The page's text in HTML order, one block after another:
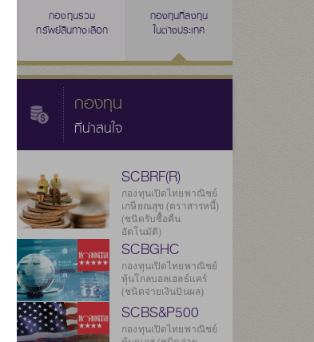
ลดหย่อนภาษี
(SSF)
ลดหย่อนภาษี
(THAI ESG)
กองทุนรวม
ทรัพย์สินทางเลือก
กองทุนที่ลงทุน
ในต่างประเทศ
กองทุน
ที่น่าสนใจ
SCBRF(R)
กองทุนเปิดไทยพาณิชย์
เกษียณสุข (ตราสารหนี้)
(ชนิดรับซื้อคืน
อัตโนมัติ)
SCBGHC
กองทุนเปิดไทยพาณิชย์
หุ้นโกลบอลเฮลธ์แคร์
(ชนิดจ่ายเงินปันผล)
SCBS&P500
กองทุนเปิดไทยพาณิชย์